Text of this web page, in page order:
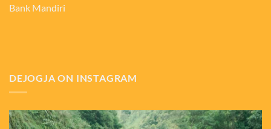
Bank Mandiri
DEJOGJA ON INSTAGRAM